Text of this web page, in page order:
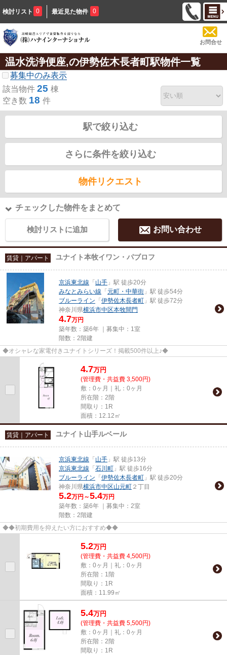
検討リスト 0 最近見た物件 0
お問合せ
温水洗浄便座,の伊勢佐木長者町駅物件一覧
募集中のみ表示
該当物件 25 棟
空き数 18 件
駅で絞り込む
さらに条件を絞り込む
物件リクエスト
チェックした物件をまとめて
検討リストに追加 お問い合わせ
賃貸｜アパート ユナイト本牧イワン・パブロフ
京浜東北線 「 山手 」駅 徒歩20分
みなとみらい線 「 元町・中華街 」駅 徒歩54分
ブルーライン 「 伊勢佐木長者町 」駅 徒歩72分
神奈川県横浜市中区本牧間門
4.7万円
築年数：築6年 ｜募集中： 1室
階数：2階建
◆オシャレな家電付きユナイトシリーズ！掲載500件以上♪◆
4.7万円
(管理費・共益費 3,500円)
敷：0ヶ月｜礼：0ヶ月
所在階：2階
間取り：1R
面積：12.12㎡
賃貸｜アパート ユナイト山手ルベール
京浜東北線 「 山手 」駅 徒歩13分
京浜東北線 「 石川町 」駅 徒歩16分
ブルーライン 「 伊勢佐木長者町 」駅 徒歩20分
神奈川県横浜市中区山元町 ２丁目
5.2万円～5.4万円
築年数：築6年 ｜募集中： 2室
階数：2階建
◆◆初期費用を抑えたい方におすすめ◆◆
5.2万円
(管理費・共益費 4,500円)
敷：0ヶ月｜礼：0ヶ月
所在階：1階
間取り：1R
面積：11.99㎡
5.4万円
(管理費・共益費 5,500円)
敷：0ヶ月｜礼：0ヶ月
所在階：2階
間取り：1R